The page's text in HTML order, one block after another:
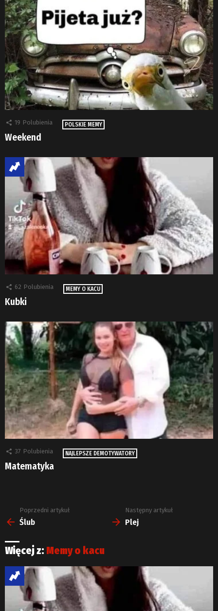
19 Polubienia POLSKIE MEMY
Weekend
62 Polubienia MEMY O KACU
Kubki
37 Polubienia NAJLEPSZE DEMOTYWATORY
Matematyka
Zobacz
więcej
Poprzedni artykuł
Ślub
Następny artykuł
Plej
Więcej z: Memy o kacu